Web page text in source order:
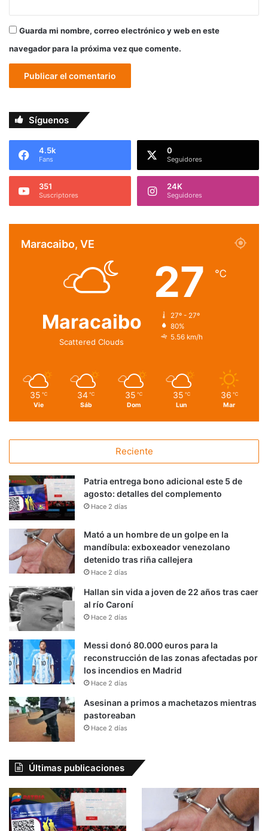
Guarda mi nombre, correo electrónico y web en este
navegador para la próxima vez que comente.
Síguenos
4.5k
Fans
0
Seguidores
351
Suscriptores
24K
Seguidores
Maracaibo, VE
Maracaibo
Scattered Clouds
27 ℃
27º - 27º
80%
5.56 km/h
35 ℃
Vie
34 ℃
Sáb
35 ℃
Dom
35 ℃
Lun
36 ℃
Mar
Reciente
Patria entrega bono adicional este 5 de
agosto: detalles del complemento
Hace 2 días
Mató a un hombre de un golpe en la
mandíbula: exboxeador venezolano
detenido tras riña callejera
Hace 2 días
Hallan sin vida a joven de 22 años tras caer
al río Caroní
Hace 2 días
Messi donó 80.000 euros para la
reconstrucción de las zonas afectadas por
los incendios en Madrid
Hace 2 días
Asesinan a primos a machetazos mientras
pastoreaban
Hace 2 días
Últimas publicaciones